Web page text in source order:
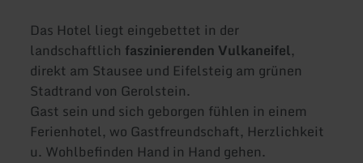
Das Hotel liegt eingebettet in der
landschaftlich faszinierenden Vulkaneifel,
direkt am Stausee und Eifelsteig am grünen
Stadtrand von Gerolstein.
Gast sein und sich geborgen fühlen in einem
Ferienhotel, wo Gastfreundschaft, Herzlichkeit
u. Wohlbefinden Hand in Hand gehen.